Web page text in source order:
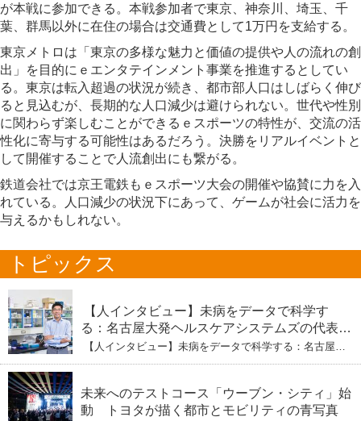
が本戦に参加できる。本戦参加者で東京、神奈川、埼玉、千
葉、群馬以外に在住の場合は交通費として1万円を支給する。
東京メトロは「東京の多様な魅力と価値の提供や人の流れの創
出」を目的にｅエンタテインメント事業を推進するとしてい
る。東京は転入超過の状況が続き、都市部人口はしばらく伸び
ると見込むが、長期的な人口減少は避けられない。世代や性別
に関わらず楽しむことができるｅスポーツの特性が、交流の活
性化に寄与する可能性はあるだろう。決勝をリアルイベントと
して開催することで人流創出にも繋がる。
鉄道会社では京王電鉄もｅスポーツ大会の開催や協賛に力を入
れている。人口減少の状況下にあって、ゲームが社会に活力を
与えるかもしれない。
トピックス
【人インタビュー】未病をデータで科学す
る：名古屋大発ヘルスケアシステムズの代表取
締役社長・瀧本陽介 【下】「人生80年の暇つ
ぶし」を着実に：理系ニートが挑むヘルスケア
【人インタビュー】未病をデータで科学する：名古屋大
挑むヘルスケア標準化と海外戦略
未来へのテストコース「ウーブン・シティ」始
動 トヨタが描く都市とモビリティの青写真